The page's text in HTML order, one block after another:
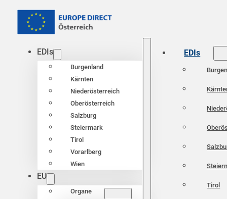
EDIs
Burgenland
Kärnten
Niederösterreich
Oberösterreich
Salzburg
Steiermark
Tirol
Vorarlberg
Wien
EU
Organe
EDIs
Tirol